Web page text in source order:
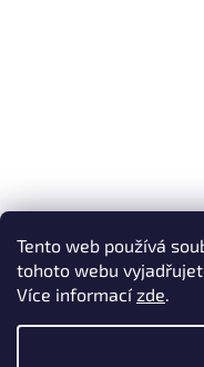
Tento web používá
tohoto webu
Více informacízde.
Sledovat na